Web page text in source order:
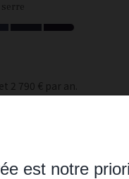
2 790 € par an.
est notre